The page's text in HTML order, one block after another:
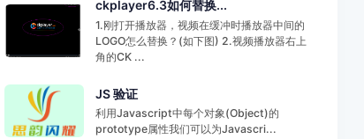
ckplayer6.3如何替换...
1.刚打开播放器，视频在缓冲时播放器中间的
LOGO怎么替换？(如下图) 2.视频播放器右上
角的CK ...
JS 验证
利用Javascript中每个对象(Object)的
prototype属性我们可以为Javascri...